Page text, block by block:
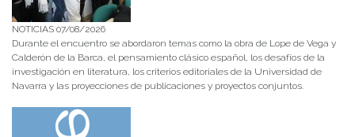
NOTICIAS 07/08/2026
Durante el encuentro se abordaron temas como la obra de Lope de Vega y
Calderón de la Barca, el pensamiento clásico español, los desafíos de la
investigación en literatura, los criterios editoriales de la Universidad de
Navarra y las proyecciones de publicaciones y proyectos conjuntos.